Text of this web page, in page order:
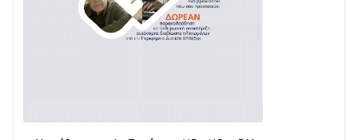
02/08 • 18:26
28/07 • 21:46